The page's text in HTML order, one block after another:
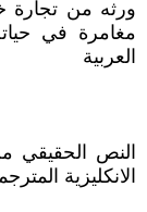
ورثه من تجارة
مغامرة في
العربية
النص الحقيقي
الانكليزية